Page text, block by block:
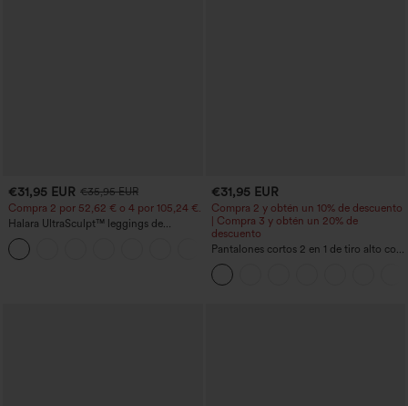
€31,95 EUR €35,95 EUR
Compra 2 por 52,62 € o 4 por 105,24 €.
Halara UltraSculpt™ leggings de
entrenamiento de cintura alta
moldeadores, con efecto levantamiento
de glúteos, control de abdomen y
+15
€31,95 EUR
Compra 2 y obtén un 10% de descuento
| Compra 3 y obtén un 20% de
descuento
Pantalones cortos 2 en 1 de tiro alto con
bolsillo interior y trasero